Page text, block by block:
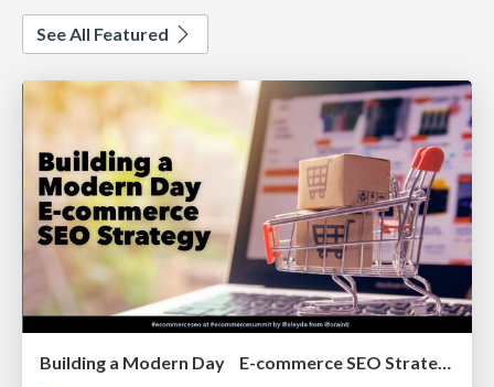
See All Featured
Building a Modern Day E-commerce SEO Strategy